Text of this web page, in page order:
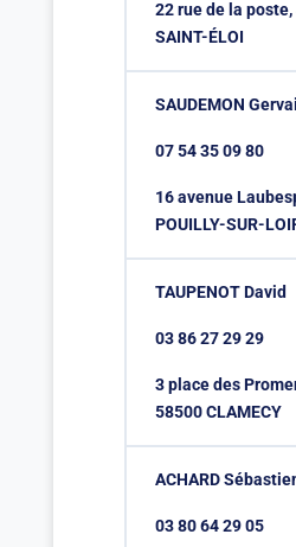
22 rue de la
SAINT-ÉLOI
SAUDEMON
07 54 35 09 80
16 avenue
POUILLY-SUR-
TAUPENOT David
03 86 27 29 29
3 place des
58500 CLAMECY
ACHARD
03 80 64 29 05